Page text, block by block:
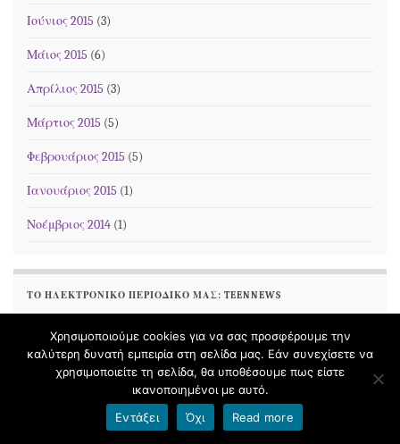
Ιούνιος 2015 (3)
Μάιος 2015 (6)
Απρίλιος 2015 (3)
Μάρτιος 2015 (5)
Φεβρουάριος 2015 (5)
Ιανουάριος 2015 (1)
Νοέμβριος 2014 (1)
ΤΟ ΗΛΕΚΤΡΟΝΙΚΌ ΠΕΡΙΟΔΙΚΌ ΜΑΣ: TEENNEWS
Χρησιμοποιούμε cookies για να σας προσφέρουμε την
καλύτερη δυνατή εμπειρία στη σελίδα μας. Εάν συνεχίσετε να
χρησιμοποιείτε τη σελίδα, θα υποθέσουμε πως είστε
ικανοποιημένοι με αυτό.
Εντάξει
Όχι Read more